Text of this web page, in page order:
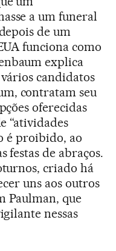
a um funeral
de um
funciona como
explica
candidatos
contratam seu
oferecidas
“atividades
é proibido, ao
festas de abraços.
criado há
uns aos outros
Paulman, que
nessas